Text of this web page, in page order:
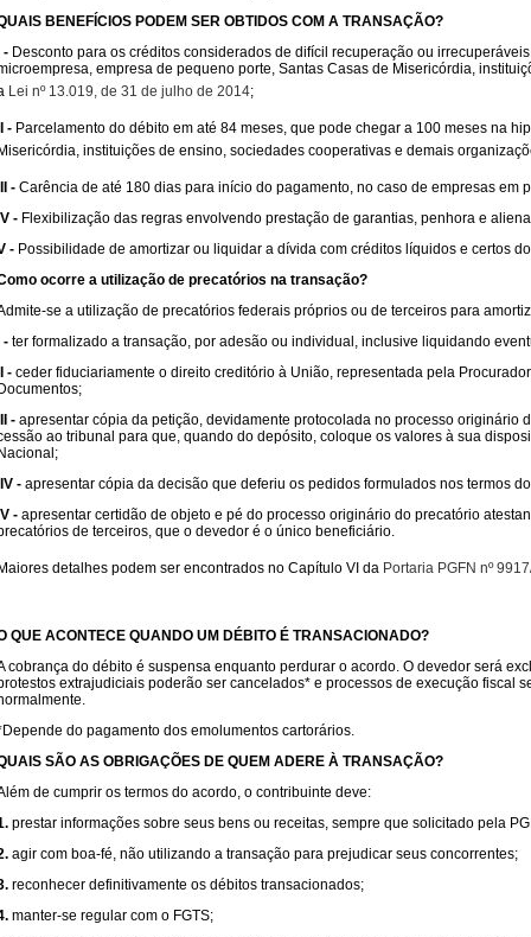
BENEFÍCIOS PODEM SER OBTIDOS COM A TRANSAÇÃO?
- Desconto para os créditos considerados de difícil recuperação ou
empresa de pequeno porte, Santas Casas de Misericórdia,
Lei nº 13.019, de 31 de julho de 2014;
- Parcelamento do débito em até 84 meses, que pode chegar a 100 meses na
instituições de ensino, sociedades cooperativas e demais
- Carência de até 180 dias para início do pagamento, no caso de empresas em
- Flexibilização das regras envolvendo prestação de garantias, penhora e
- Possibilidade de amortizar ou liquidar a dívida com créditos líquidos e certos
ocorre a utilização de precatórios na transação?
se a utilização de precatórios federais próprios ou de terceiros para
- ter formalizado a transação, por adesão ou individual, inclusive liquidando
- ceder fiduciariamente o direito creditório à União, representada pela
- apresentar cópia da petição, devidamente protocolada no processo
ao tribunal para que, quando do depósito, coloque os valores à sua
IV - apresentar cópia da decisão que deferiu os pedidos formulados nos termos
V - apresentar certidão de objeto e pé do processo originário do precatório
de terceiros, que o devedor é o único beneficiário.
detalhes podem ser encontrados no Capítulo VI da Portaria PGFN nº
QUE ACONTECE QUANDO UM DÉBITO É TRANSACIONADO?
cobrança do débito é suspensa enquanto perdurar o acordo. O devedor será
extrajudiciais poderão ser cancelados* e processos de execução fiscal
do pagamento dos emolumentos cartorários.
SÃO AS OBRIGAÇÕES DE QUEM ADERE À TRANSAÇÃO?
de cumprir os termos do acordo, o contribuinte deve:
prestar informações sobre seus bens ou receitas, sempre que solicitado pela
agir com boa-fé, não utilizando a transação para prejudicar seus concorrentes;
reconhecer definitivamente os débitos transacionados;
manter-se regular com o FGTS;